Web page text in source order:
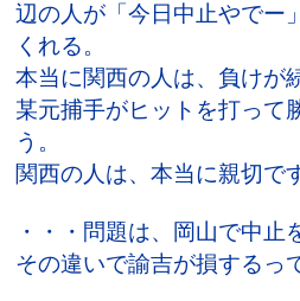
辺の人が「今日中止やでー
くれる。
本当に関西の人は、負けが
某元捕手がヒットを打って
う。
関西の人は、本当に親切で
・・・問題は、岡山で中
その違いで諭吉が損するっ